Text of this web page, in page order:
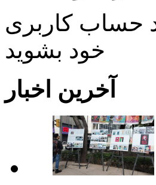
حساب كاربری
خود بشويد
آخرین اخبار